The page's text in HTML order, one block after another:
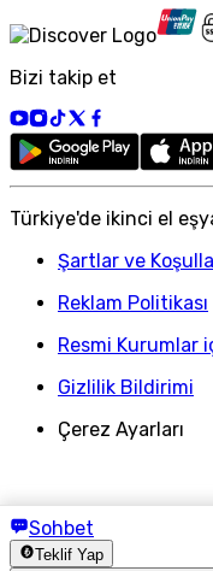
Sohbet
Teklif Yap
Bizi takip et
Türkiye'de ikinci el
Şartlar ve
Reklam Politikası
Resmi Kurumlar
Gizlilik Bildirimi
Çerez Ayarları